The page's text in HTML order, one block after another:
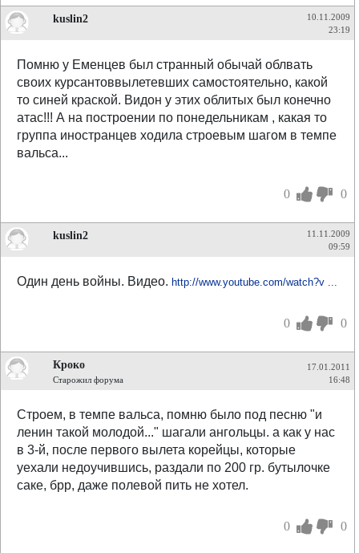
kuslin2
10.11.2009
23:19
Помню у Еменцев был странный обычай облвать
своих курсантоввылетевших самостоятельно, какой
то синей краской. Видон у этих облитых был конечно
атас!!! А на построении по понедельникам , какая то
группа иностранцев ходила строевым шагом в темпе
вальса...
0 0
kuslin2
11.11.2009
09:59
Один день войны. Видео. http://www.youtube.com/watch?v ...
0 0
Кроко
Старожил форума
17.01.2011
16:48
Строем, в темпе вальса, помню было под песню "и
ленин такой молодой..." шагали ангольцы. а как у нас
в 3-й, после первого вылета корейцы, которые
уехали недоучившись, раздали по 200 гр. бутылочке
саке, брр, даже полевой пить не хотел.
0 0